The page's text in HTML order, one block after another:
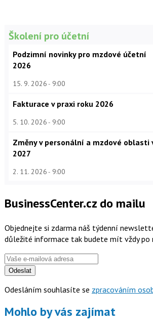
Školení pro účetní
Podzimní novinky pro mzdové účetní
2026
15. 9. 2026 9:00
Fakturace v praxi roku 2026
5. 10. 2026 9:00
Změny v personální a mzdové oblasti
2027
2. 11. 2026 9:00
BusinessCenter.cz do mailu
Objednejte si zdarma náš týdenní
důležité informace tak budete mít vždy po
Odeslat
Odesláním souhlasíte se zpracováním
Mohlo by vás zajímat